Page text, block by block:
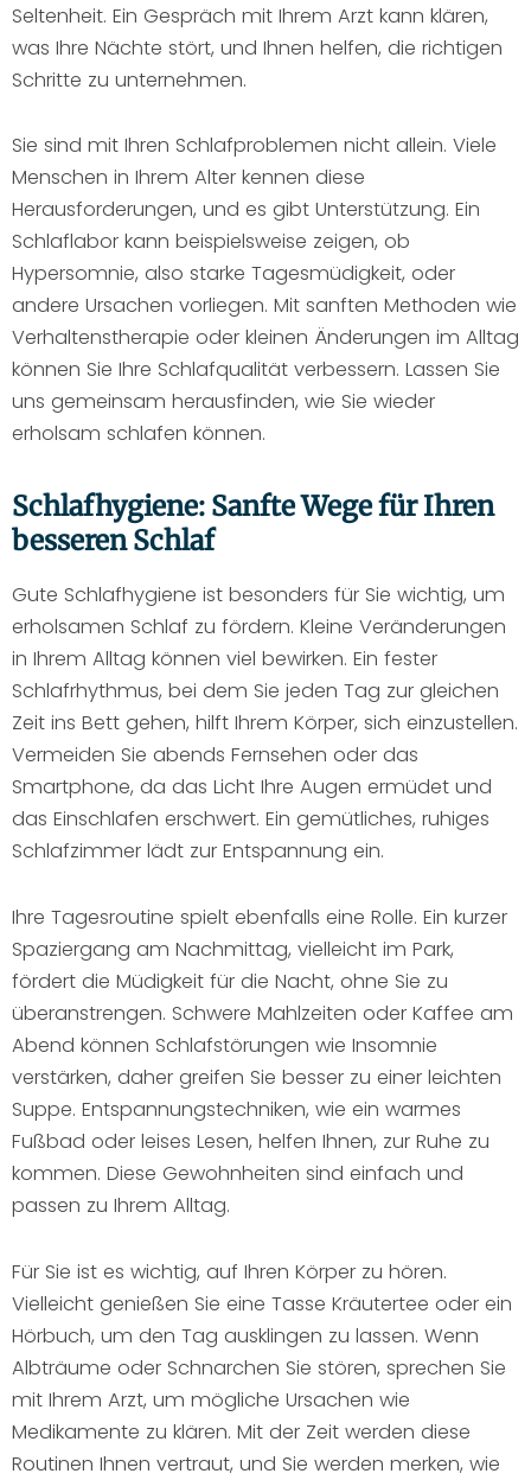
Seltenheit. Ein Gespräch mit Ihrem Arzt kann klären,
was Ihre Nächte stört, und Ihnen helfen, die richtigen
Schritte zu unternehmen.
Sie sind mit Ihren Schlafproblemen nicht allein. Viele
Menschen in Ihrem Alter kennen diese
Herausforderungen, und es gibt Unterstützung. Ein
Schlaflabor kann beispielsweise zeigen, ob
Hypersomnie, also starke Tagesmüdigkeit, oder
andere Ursachen vorliegen. Mit sanften Methoden wie
Verhaltenstherapie oder kleinen Änderungen im Alltag
können Sie Ihre Schlafqualität verbessern. Lassen Sie
uns gemeinsam herausfinden, wie Sie wieder
erholsam schlafen können.
Schlafhygiene: Sanfte Wege für Ihren
besseren Schlaf
Gute Schlafhygiene ist besonders für Sie wichtig, um
erholsamen Schlaf zu fördern. Kleine Veränderungen
in Ihrem Alltag können viel bewirken. Ein fester
Schlafrhythmus, bei dem Sie jeden Tag zur gleichen
Zeit ins Bett gehen, hilft Ihrem Körper, sich einzustellen.
Vermeiden Sie abends Fernsehen oder das
Smartphone, da das Licht Ihre Augen ermüdet und
das Einschlafen erschwert. Ein gemütliches, ruhiges
Schlafzimmer lädt zur Entspannung ein.
Ihre Tagesroutine spielt ebenfalls eine Rolle. Ein kurzer
Spaziergang am Nachmittag, vielleicht im Park,
fördert die Müdigkeit für die Nacht, ohne Sie zu
überanstrengen. Schwere Mahlzeiten oder Kaffee am
Abend können Schlafstörungen wie Insomnie
verstärken, daher greifen Sie besser zu einer leichten
Suppe. Entspannungstechniken, wie ein warmes
Fußbad oder leises Lesen, helfen Ihnen, zur Ruhe zu
kommen. Diese Gewohnheiten sind einfach und
passen zu Ihrem Alltag.
Für Sie ist es wichtig, auf Ihren Körper zu hören.
Vielleicht genießen Sie eine Tasse Kräutertee oder ein
Hörbuch, um den Tag ausklingen zu lassen. Wenn
Albträume oder Schnarchen Sie stören, sprechen Sie
mit Ihrem Arzt, um mögliche Ursachen wie
Medikamente zu klären. Mit der Zeit werden diese
Routinen Ihnen vertraut, und Sie werden merken, wie